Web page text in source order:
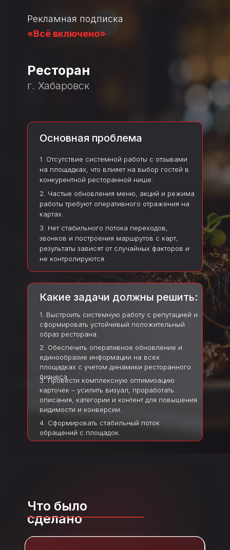
«Всё включено»
г. Хабаровск
Ресторан
Рекламная подписка
1. Отсутствие системной работы с отзывами
на площадках, что влияет на выбор гостей в
конкурентной ресторанной нише.
3. Нет стабильного потока переходов,
звонков и построения маршрутов с карт,
результаты зависят от случайных факторов и
не контролируются.
2. Частые обновления меню, акций и режима
работы требуют оперативного отражения на
картах.
Основная проблема
Какие задачи должны решить:
1. Выстроить системную работу с репутацией и
сформировать устойчивый положительный
образ ресторана.
2. Обеспечить оперативное обновление и
единообразие информации на всех
площадках с учетом динамики ресторанного
бизнеса.
3. Провести комплексную оптимизацию
карточек – усилить визуал, проработать
описания, категории и контент для повышения
видимости и конверсии.
4. Сформировать стабильный поток
обращений с площадок.
Что было
сделано